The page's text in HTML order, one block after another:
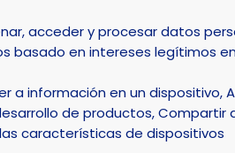
DEPORTE NATURALEZA
acceder y procesar datos
basado en intereses legítimos
a información en un dispositivo,
de productos, Compartir
características de dispositivos
aforo